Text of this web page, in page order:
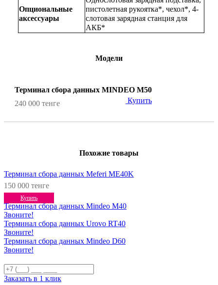
Опциональные
аксессуары
пистолетная рукоятка*, чехол*, 4-
слотовая зарядная станция для
АКБ*
Модели
Терминал сбора данных MINDEO M50
240 000 тенге
Купить
Похожие товары
Терминал сбора данных Meferi ME40K
150 000 тенге
Купить
Терминал сбора данных Mindeo M40
Звоните!
Терминал сбора данных Urovo RT40
Звоните!
Терминал сбора данных Mindeo D60
Звоните!
Заказать в 1 клик